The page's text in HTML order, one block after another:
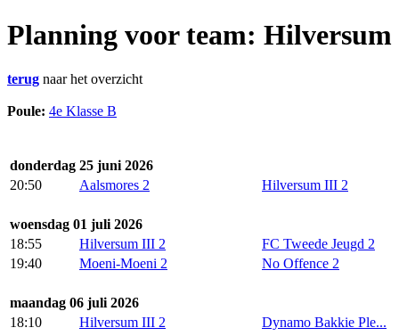
Planning voor team:
terug naar het overzicht
Poule: 4e Klasse B
donderdag 25 juni 2026
20:50
Aalsmores 2 Hilversum III 2
woensdag 01 juli 2026
18:55
Hilversum III 2
FC Tweede Jeugd 2
19:40
Moeni-Moeni 2 No Offence 2
maandag 06 juli 2026
18:10
Hilversum III 2
Dynamo Bakkie Ple...